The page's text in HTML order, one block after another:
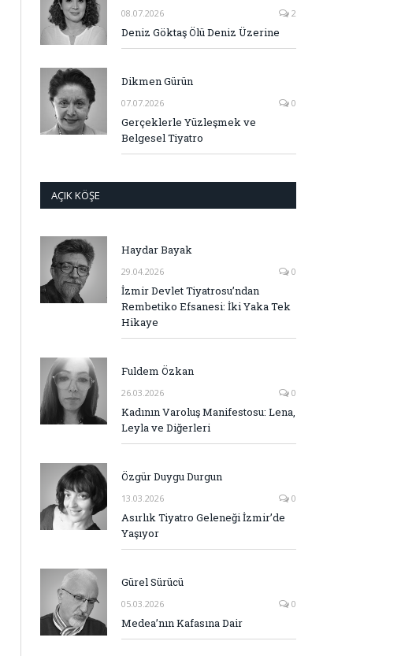
08.07.2026 2
Deniz Göktaş Ölü Deniz Üzerine
Dikmen Gürün
07.07.2026 0
Gerçeklerle Yüzleşmek ve
Belgesel Tiyatro
AÇIK KÖŞE
Haydar Bayak
29.04.2026 0
İzmir Devlet Tiyatrosu’ndan
Rembetiko Efsanesi: İki Yaka Tek
Hikaye
Fuldem Özkan
26.03.2026 0
Kadının Varoluş Manifestosu: Lena,
Leyla ve Diğerleri
Özgür Duygu Durgun
13.03.2026 0
Asırlık Tiyatro Geleneği İzmir’de
Yaşıyor
Gürel Sürücü
05.03.2026 0
Medea’nın Kafasına Dair